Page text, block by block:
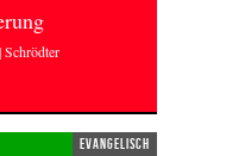
evangelisch